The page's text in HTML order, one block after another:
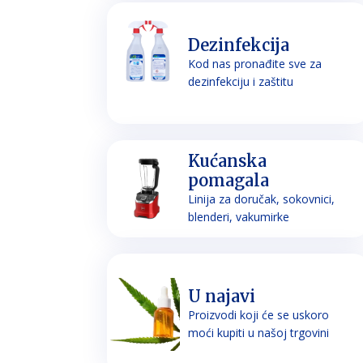
Dezinfekcija
Kod nas pronađite sve za
dezinfekciju i zaštitu
Kućanska
pomagala
Linija za doručak, sokovnici,
blenderi, vakumirke
U najavi
Proizvodi koji će se uskoro
moći kupiti u našoj trgovini